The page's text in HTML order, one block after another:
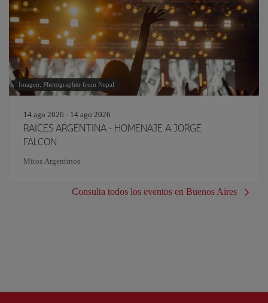
Imagen: Photographer from Nepal
14 ago 2026 - 14 ago 2026
RAICES ARGENTINA - HOMENAJE A JORGE
FALCON
Mitos Argentinos
Consulta todos los eventos en Buenos Aires